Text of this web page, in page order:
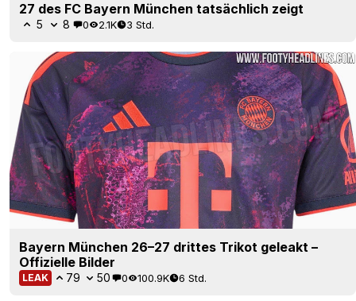
27 des FC Bayern München tatsächlich zeigt
5 8 0 2.1K 3 Std.
Bayern München 26–27 drittes Trikot geleakt –
Offizielle Bilder
LEAK 79 50 0 100.9K 6 Std.